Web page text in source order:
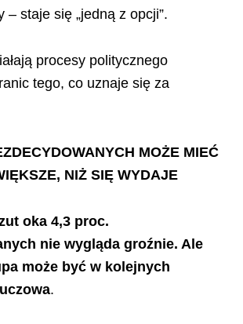
– staje się „jedną z opcji”.
procesy politycznego
tego, co uznaje się za
MOŻE MIEĆ
NIŻ SIĘ WYDAJE
oka 4,3 proc.
nie wygląda groźnie. Ale
może być w kolejnych
.